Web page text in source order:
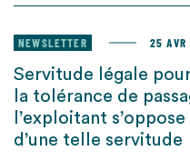
NEWSLETTER 25
Servitude légale
la tolérance de
l’exploitant
d’une telle servitude